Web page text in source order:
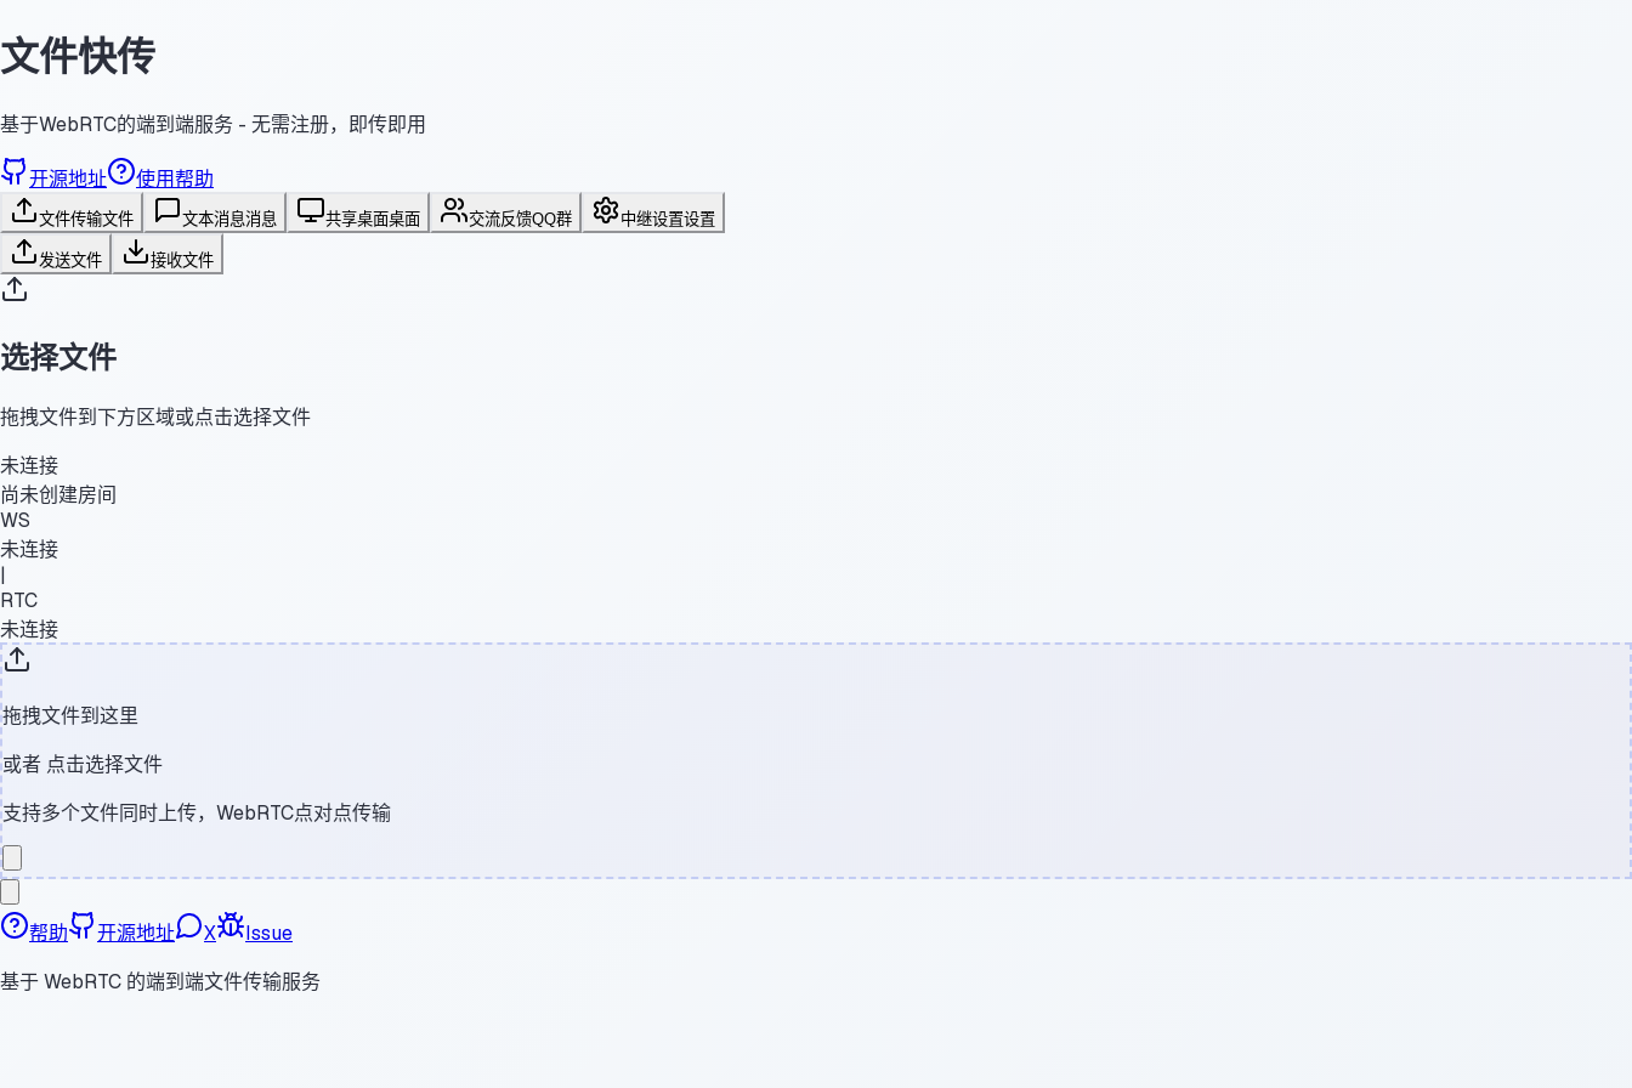
文件快传
基于WebRTC的端到端服务 - 无需注册，即传即用
开源地址 使用帮助
文件传输文件 文本消息消息 共享桌面桌面 交流反馈QQ群 中继设置设置
发送文件 接收文件
选择文件
拖拽文件到下方区域或点击选择文件
未连接
尚未创建房间
WS
未连接
|
RTC
未连接
拖拽文件到这里
或者 点击选择文件
支持多个文件同时上传，WebRTC点对点传输
帮助 开源地址 X
Issue
基于 WebRTC 的端到端文件传输服务